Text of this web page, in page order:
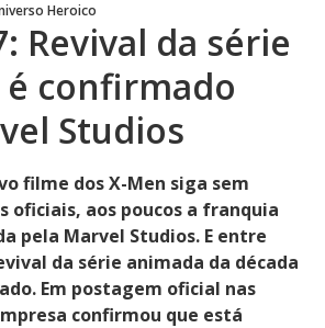
Heroico
Revival da série
confirmado
Studios
filme dos X-Men siga sem
oficiais, aos poucos a franquia
pela Marvel Studios. E entre
da série animada da década
Em postagem oficial nas
confirmou que está